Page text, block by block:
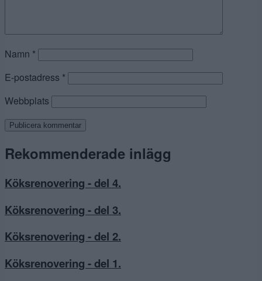
Namn *
E-postadress *
Webbplats
Rekommenderade inlägg
Köksrenovering - del 4.
Köksrenovering - del 3.
Köksrenovering - del 2.
Köksrenovering - del 1.